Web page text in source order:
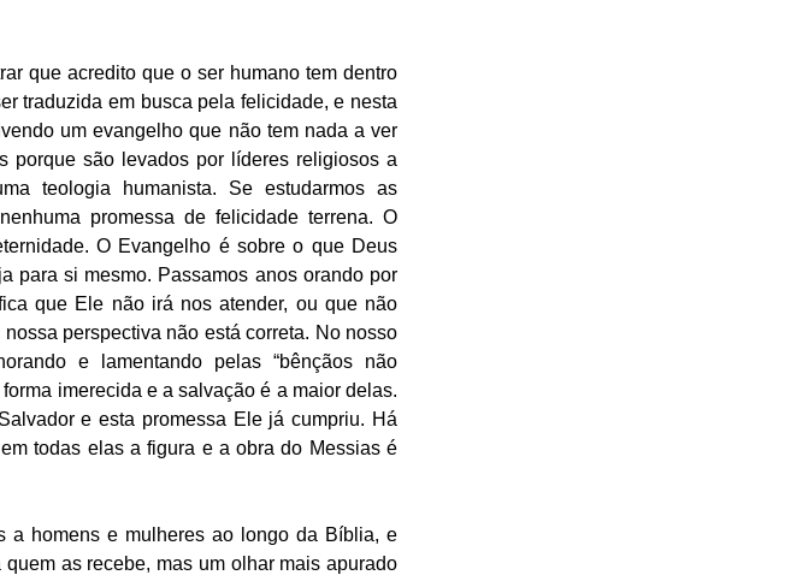
que acredito que o ser humano tem dentro
traduzida em busca pela felicidade, e nesta
um evangelho que não tem nada a ver
porque são levados por líderes religiosos a
teologia humanista. Se estudarmos as
promessa de felicidade terrena. O
O Evangelho é sobre o que Deus
para si mesmo. Passamos anos orando por
que Ele não irá nos atender, ou que não
perspectiva não está correta. No nosso
e lamentando pelas “bênçãos não
imerecida e a salvação é a maior delas.
e esta promessa Ele já cumpriu. Há
todas elas a figura e a obra do Messias é
a homens e mulheres ao longo da Bíblia, e
as recebe, mas um olhar mais apurado